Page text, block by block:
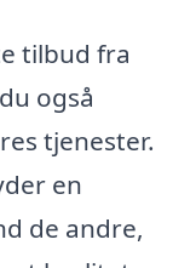
tilbud fra
også
tjenester.
en
de andre,